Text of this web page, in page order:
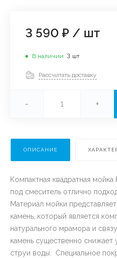
3 590 ₽ / шт
В наличии 3 шт
Рассчитать доставку
- +
ОПИСАНИЕ
Компактная квадратная
под смеситель отлично
Материал мойки
камень, который является
натурального мрамора и
камень существенно снижает
струи воды. Специальное